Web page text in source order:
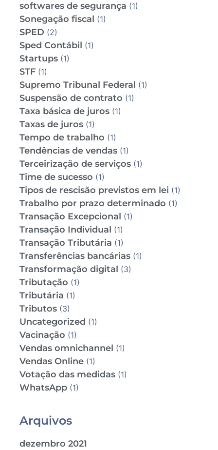
softwares de segurança (1)
Sonegação fiscal (1)
SPED (2)
Sped Contábil (1)
Startups (1)
STF (1)
Supremo Tribunal Federal (1)
Suspensão de contrato (1)
Taxa básica de juros (1)
Taxas de juros (1)
Tempo de trabalho (1)
Tendências de vendas (1)
Terceirização de serviços (1)
Time de sucesso (1)
Tipos de rescisão previstos em lei (1)
Trabalho por prazo determinado (1)
Transação Excepcional (1)
Transação Individual (1)
Transação Tributária (1)
Transferências bancárias (1)
Transformação digital (3)
Tributação (1)
Tributária (1)
Tributos (3)
Uncategorized (1)
Vacinação (1)
Vendas omnichannel (1)
Vendas Online (1)
Votação das medidas (1)
WhatsApp (1)
Arquivos
dezembro 2021